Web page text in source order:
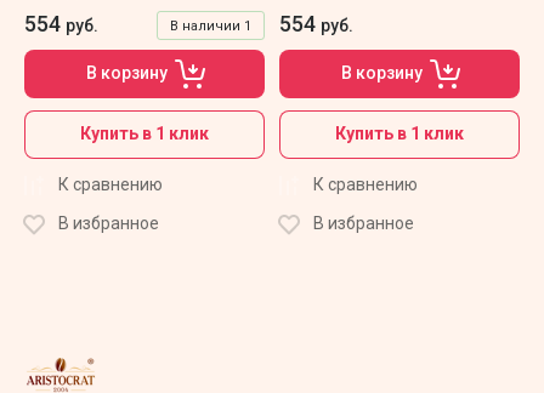
В наличии 1
554 руб.
В корзину
Купить в 1 клик
К сравнению
В избранное
554 руб.
В корзину
Купить в 1 клик
К сравнению
В избранное